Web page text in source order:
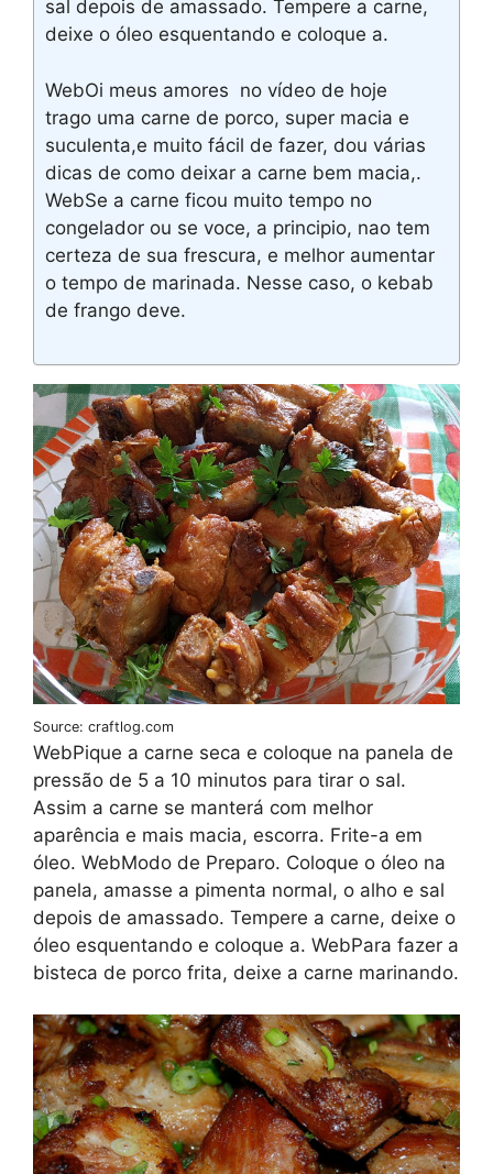
sal depois de amassado. Tempere a carne,
deixe o óleo esquentando e coloque a.
WebOi meus amores ️ no vídeo de hoje
trago uma carne de porco, super macia e
suculenta,e muito fácil de fazer, dou várias
dicas de como deixar a carne bem macia,.
WebSe a carne ficou muito tempo no
congelador ou se voce, a principio, nao tem
certeza de sua frescura, e melhor aumentar
o tempo de marinada. Nesse caso, o kebab
de frango deve.
Source: craftlog.com
WebPique a carne seca e coloque na panela de
pressão de 5 a 10 minutos para tirar o sal.
Assim a carne se manterá com melhor
aparência e mais macia, escorra. Frite-a em
óleo. WebModo de Preparo. Coloque o óleo na
panela, amasse a pimenta normal, o alho e sal
depois de amassado. Tempere a carne, deixe o
óleo esquentando e coloque a. WebPara fazer a
bisteca de porco frita, deixe a carne marinando.